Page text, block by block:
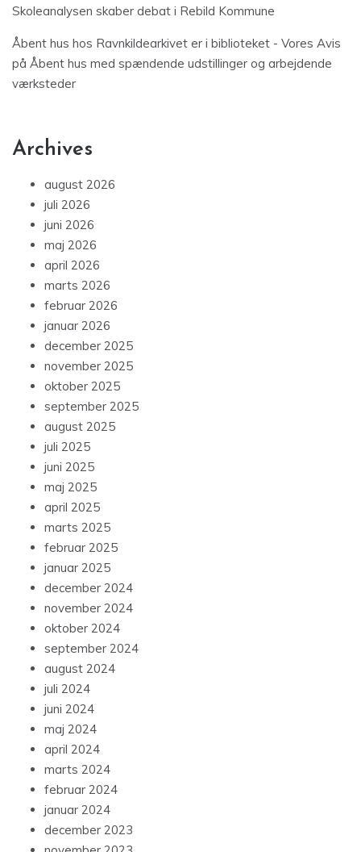
Skoleanalysen skaber debat i Rebild Kommune
Åbent hus hos Ravnkildearkivet er i biblioteket - Vores Avis
på Åbent hus med spændende udstillinger og arbejdende
værksteder
Archives
august 2026
juli 2026
juni 2026
maj 2026
april 2026
marts 2026
februar 2026
januar 2026
december 2025
november 2025
oktober 2025
september 2025
august 2025
juli 2025
juni 2025
maj 2025
april 2025
marts 2025
februar 2025
januar 2025
december 2024
november 2024
oktober 2024
september 2024
august 2024
juli 2024
juni 2024
maj 2024
april 2024
marts 2024
februar 2024
januar 2024
december 2023